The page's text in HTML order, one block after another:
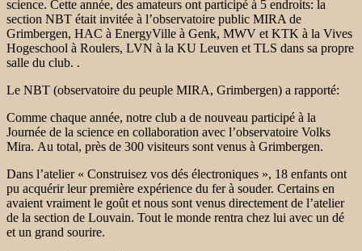
science. Cette année, des amateurs ont participé à 5 endroits: la
section NBT était invitée à l’observatoire public MIRA de
Grimbergen, HAC à EnergyVille à Genk, MWV et KTK à la Vives
Hogeschool à Roulers, LVN à la KU Leuven et TLS dans sa propre
salle du club. .
Le NBT (observatoire du peuple MIRA, Grimbergen) a rapporté:
Comme chaque année, notre club a de nouveau participé à la
Journée de la science en collaboration avec l’observatoire Volks
Mira. Au total, près de 300 visiteurs sont venus à Grimbergen.
Dans l’atelier « Construisez vos dés électroniques », 18 enfants ont
pu acquérir leur première expérience du fer à souder. Certains en
avaient vraiment le goût et nous sont venus directement de l’atelier
de la section de Louvain. Tout le monde rentra chez lui avec un dé
et un grand sourire.